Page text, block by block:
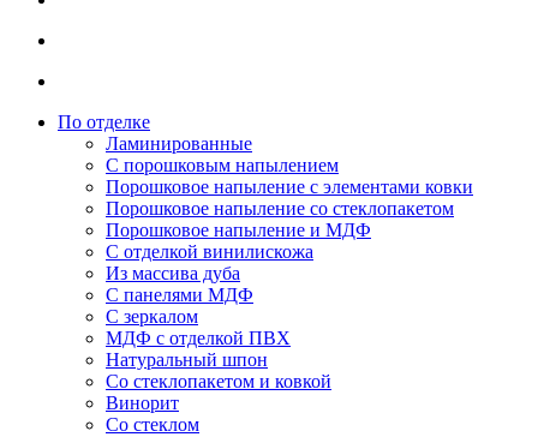
По отделке
Ламинированные
С порошковым напылением
Порошковое напыление с элементами ковки
Порошковое напыление со стеклопакетом
Порошковое напыление и МДФ
С отделкой винилискожа
Из массива дуба
С панелями МДФ
С зеркалом
МДФ с отделкой ПВХ
Натуральный шпон
Со стеклопакетом и ковкой
Винорит
Со стеклом